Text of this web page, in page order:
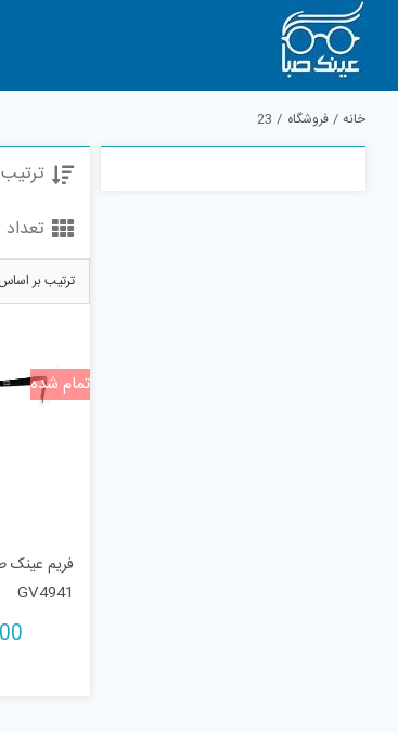
Skip
content
خانه فروشگاه 23
ترتیب بر
تمام شده
فریم عینک
GV4941